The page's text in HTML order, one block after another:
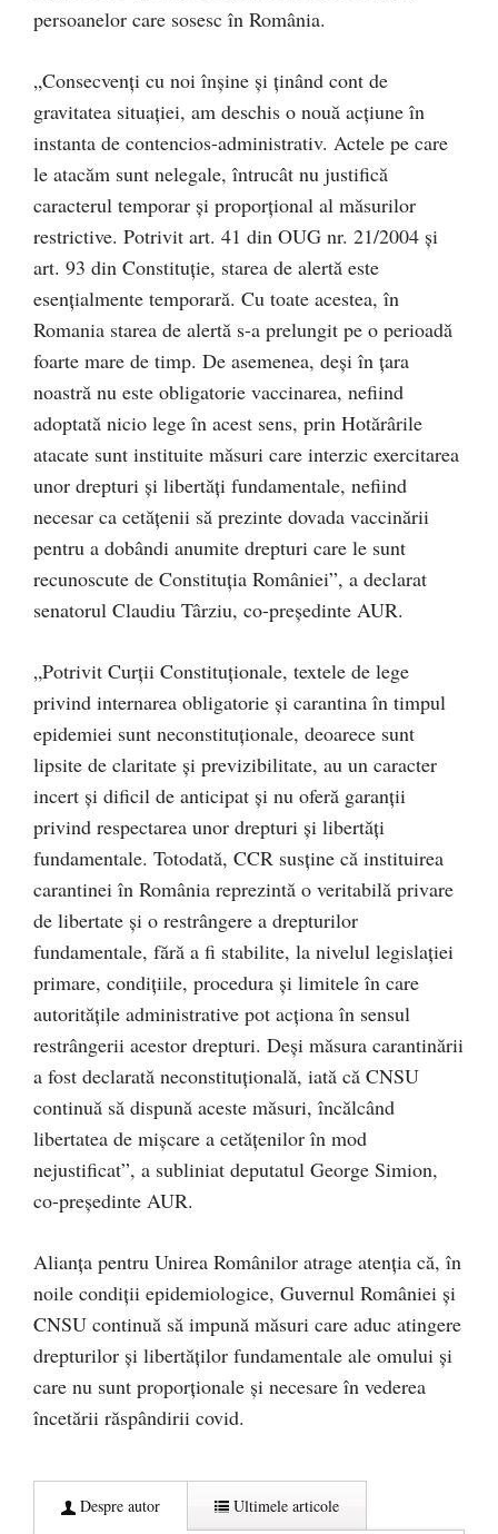
persoanelor care sosesc în România.
„Consecvenți cu noi înșine și ținând cont de
gravitatea situației, am deschis o nouă acțiune în
instanta de contencios-administrativ. Actele pe care
le atacăm sunt nelegale, întrucât nu justifică
caracterul temporar și proporțional al măsurilor
restrictive. Potrivit art. 41 din OUG nr. 21/2004 și
art. 93 din Constituție, starea de alertă este
esențialmente temporară. Cu toate acestea, în
Romania starea de alertă s-a prelungit pe o perioadă
foarte mare de timp. De asemenea, deși în țara
noastră nu este obligatorie vaccinarea, nefiind
adoptată nicio lege în acest sens, prin Hotărârile
atacate sunt instituite măsuri care interzic exercitarea
unor drepturi și libertăți fundamentale, nefiind
necesar ca cetățenii să prezinte dovada vaccinării
pentru a dobândi anumite drepturi care le sunt
recunoscute de Constituția României”, a declarat
senatorul Claudiu Târziu, co-președinte AUR.
„Potrivit Curții Constituționale, textele de lege
privind internarea obligatorie și carantina în timpul
epidemiei sunt neconstituționale, deoarece sunt
lipsite de claritate și previzibilitate, au un caracter
incert și dificil de anticipat și nu oferă garanții
privind respectarea unor drepturi și libertăți
fundamentale. Totodată, CCR susține că instituirea
carantinei în România reprezintă o veritabilă privare
de libertate și o restrângere a drepturilor
fundamentale, fără a fi stabilite, la nivelul legislației
primare, condițiile, procedura și limitele în care
autoritățile administrative pot acționa în sensul
restrângerii acestor drepturi. Deși măsura carantinării
a fost declarată neconstituțională, iată că CNSU
continuă să dispună aceste măsuri, încălcând
libertatea de mișcare a cetățenilor în mod
nejustificat”, a subliniat deputatul George Simion,
co-președinte AUR.
Alianța pentru Unirea Românilor atrage atenția că, în
noile condiții epidemiologice, Guvernul României și
CNSU continuă să impună măsuri care aduc atingere
drepturilor și libertăților fundamentale ale omului și
care nu sunt proporționale și necesare în vederea
încetării răspândirii covid.
Despre autor Ultimele articole